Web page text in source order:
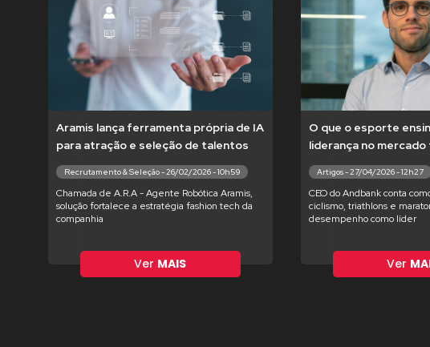
Aramis lança ferramenta própria de IA
para atração e seleção de talentos
Recrutamento & Seleção - 26/02/2026 - 10h59
Chamada de A.R.A - Agente Robótica Aramis,
solução fortalece a estratégia fashion tech da
companhia
Ver MAIS
O que o esporte
liderança no
Artigos - 27/04/2026 - 12h27
CEO do Andbank conta
ciclismo, triathlons e
desempenho como líder
Ver